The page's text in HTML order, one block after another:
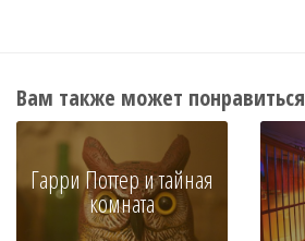
Вам также может понравиться
Гарри Поттер и тайная
комната